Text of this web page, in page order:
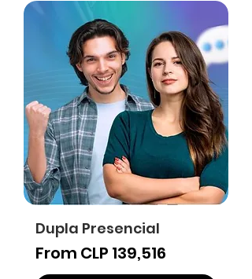
Dupla Presencial
From CLP 139,516
Sale Price